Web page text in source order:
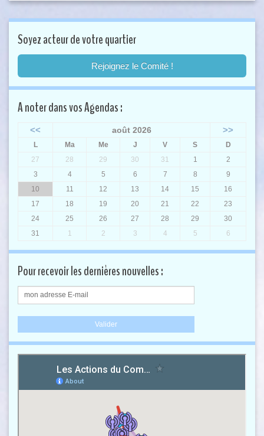
Soyez acteur de votre quartier
Rejoignez le Comité !
A noter dans vos Agendas :
<< août 2026 >>
L Ma Me J V S
D
27
28 29 30 31 1
2
3
4 5 6 7 8
9
10
11 12 13 14 15
16
17
18 19 20 21 22
23
24
25 26 27 28 29
30
31
1 2 3 4 5 6
Pour recevoir les dernières nouvelles :